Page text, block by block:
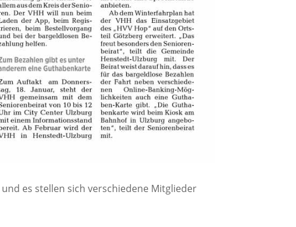
es stellen sich verschiedene Mitglieder